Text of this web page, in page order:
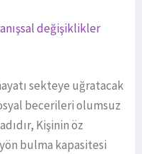
değişiklikler
sekteye uğratacak
becerileri olumsuz
Kişinin öz
bulma kapasitesi